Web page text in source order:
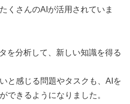
くさんのAIが活用されていま
を分析して、新しい知識を得る
と感じる問題やタスクも、AIを
できるようになりました。